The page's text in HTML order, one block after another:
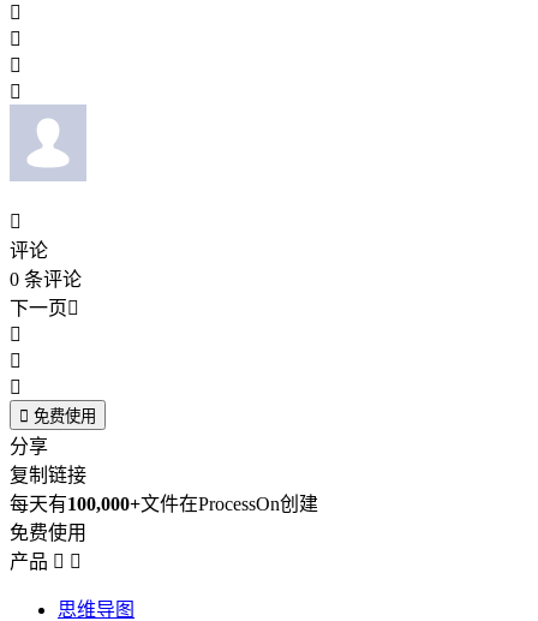





评论
0 条评论
下一页



 免费使用
分享
复制链接
每天有100,000+文件在ProcessOn创建
免费使用
产品  
思维导图